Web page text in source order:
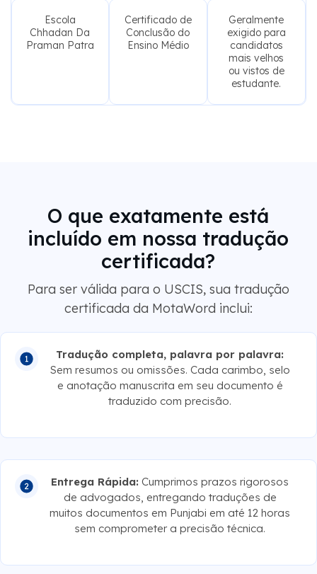
Chhadan Da
Praman Patra
Conclusão do
Ensino Médio
exigido para
candidatos
mais velhos
ou vistos de
estudante.
incluído em nossa tradução
certificada?
Para ser válida para o USCIS, sua tradução
certificada da MotaWord inclui:
Sem resumos ou omissões. Cada carimbo, selo
e anotação manuscrita em seu documento é
traduzido com precisão.
de advogados, entregando traduções de
muitos documentos em Punjabi em até 12 horas
sem comprometer a precisão técnica.